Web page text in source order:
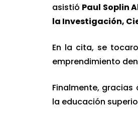
asistió Paul Soplin
la Investigación,
En la cita, se
emprendimiento
Finalmente,
la educación